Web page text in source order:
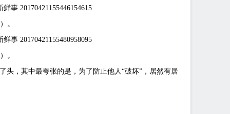
。
。
头，其中最夸张的是，为了防止他人“破坏”，居然有居